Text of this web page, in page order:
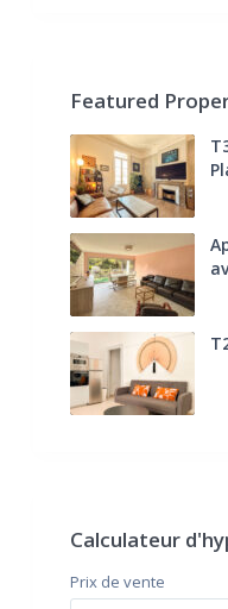
Featured
Calculateur
Prix ​​de vente